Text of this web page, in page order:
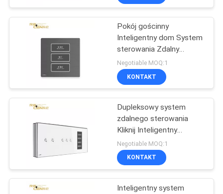
Części zamienne do
dźwigów wieżowych
Panel sterowania
żurawia wieżowego
Pokój gościnny
Inteligentny dom System
sterowania Zdalny
wyłącznik naścienny
Negotiable MOQ:1
KONTAKT
Dupleksowy system
zdalnego sterowania
Kliknij Inteligentny
przełącznik ścienny
Obecność linii papilarnych
Negotiable MOQ:1
KONTAKT
Inteligentny system